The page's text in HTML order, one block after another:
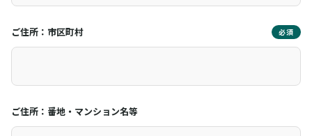
ご住所：市区町村 必須
ご住所：番地・マンション名等